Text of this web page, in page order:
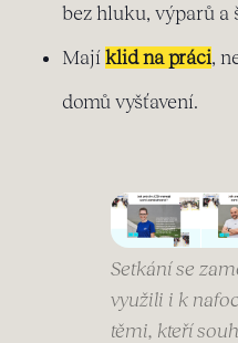
bez hluku, výparů a
Mají klid na práci,
domů vyšťavení.
Setkání se
využili i k
těmi, kteří